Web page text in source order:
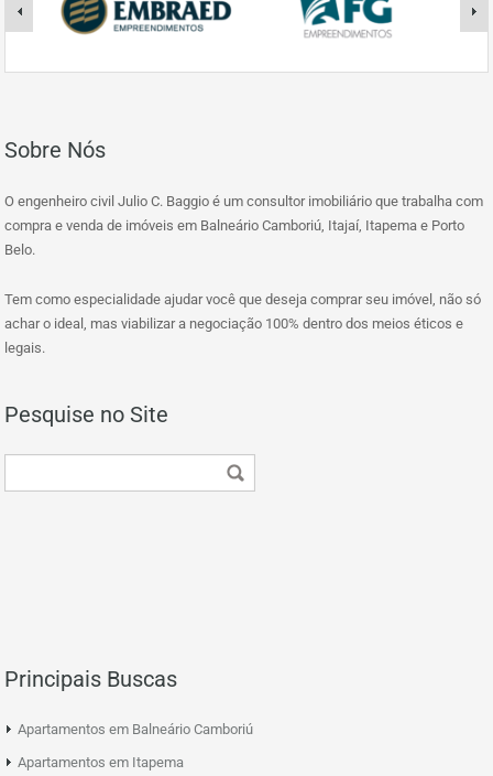
Sobre Nós
O engenheiro civil Julio C. Baggio é um consultor imobiliário que trabalha com
compra e venda de imóveis em Balneário Camboriú, Itajaí, Itapema e Porto
Belo.
Tem como especialidade ajudar você que deseja comprar seu imóvel, não só
achar o ideal, mas viabilizar a negociação 100% dentro dos meios éticos e
legais.
Pesquise no Site
Principais Buscas
Apartamentos em Balneário Camboriú
Apartamentos em Itapema